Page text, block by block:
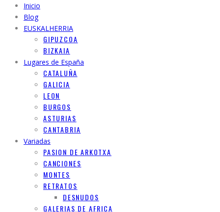
Inicio
Blog
EUSKALHERRIA
GIPUZCOA
BIZKAIA
Lugares de España
CATALUÑA
GALICIA
LEON
BURGOS
ASTURIAS
CANTABRIA
Variadas
PASION DE ARKOTXA
CANCIONES
MONTES
RETRATOS
DESNUDOS
GALERIAS DE AFRICA